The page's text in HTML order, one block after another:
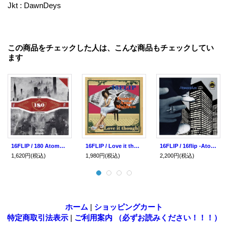
Jkt : DawnDeys
この商品をチェックした人は、こんな商品もチェックしてい
ます
16FLIP / 180 Atomosphere 8 (cd) Dogear
1,620円(税込)
16FLIP / Love it though feat. Georgia Anne Muldrow (7ep) Dogear
1,980円(税込)
16FLIP / 16flip -Atomosphere'22- (cd) Dogear
2,200円(税込)
ホーム | ショッピングカート
特定商取引法表示 | ご利用案内 （必ずお読みください！！！）